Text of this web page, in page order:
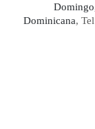
Dominicana, Tel